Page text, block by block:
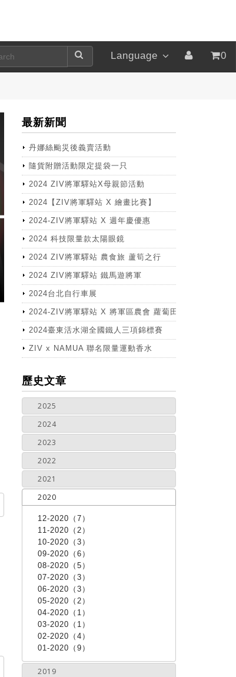
Language 0
最新新聞
丹娜絲颱災後義賣活動
隨貨附贈活動限定提袋一只
2024 ZIV將軍驛站X母親節活動
2024【ZIV將軍驛站 X 繪畫比賽】
2024-ZIV將軍驛站 X 週年慶優惠
2024 科技限量款太陽眼鏡
2024 ZIV將軍驛站 農食旅 蘆筍之行
2024 ZIV將軍驛站 鐵馬遊將軍
2024台北自行車展
2024-ZIV將軍驛站 X 將軍區農會 蘿蔔田體驗活動
2024臺東活水湖全國鐵人三項錦標賽
ZIV x NAMUA 聯名限量運動香水
more
歷史文章
2025
2024
2023
2022
2021
2020
12-2020（7）
11-2020（2）
10-2020（3）
09-2020（6）
08-2020（5）
07-2020（3）
06-2020（3）
05-2020（2）
04-2020（1）
03-2020（1）
02-2020（4）
01-2020（9）
2019